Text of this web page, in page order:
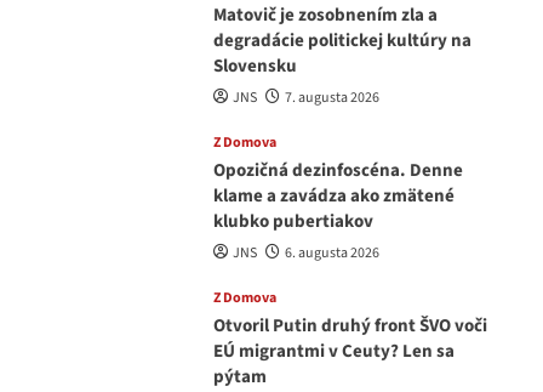
Matovič je zosobnením zla a
degradácie politickej kultúry na
Slovensku
JNS 7. augusta 2026
Z Domova
Opozičná dezinfoscéna. Denne
klame a zavádza ako zmätené
klubko pubertiakov
JNS 6. augusta 2026
Z Domova
Otvoril Putin druhý front ŠVO voči
EÚ migrantmi v Ceuty? Len sa
pýtam